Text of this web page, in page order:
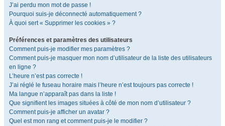
J’ai perdu mon mot de passe !
Pourquoi suis-je déconnecté automatiquement ?
À quoi sert « Supprimer les cookies » ?
Préférences et paramètres des utilisateurs
Comment puis-je modifier mes paramètres ?
Comment puis-je masquer mon nom d’utilisateur de la liste des utilisateurs
en ligne ?
L’heure n’est pas correcte !
J’ai réglé le fuseau horaire mais l’heure n’est toujours pas correcte !
Ma langue n’apparaît pas dans la liste !
Que signifient les images situées à côté de mon nom d’utilisateur ?
Comment puis-je afficher un avatar ?
Quel est mon rang et comment puis-je le modifier ?